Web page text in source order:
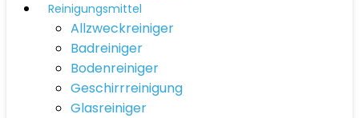
Reinigungsmittel
Allzweckreiniger
Badreiniger
Bodenreiniger
Geschirrreinigung
Glasreiniger